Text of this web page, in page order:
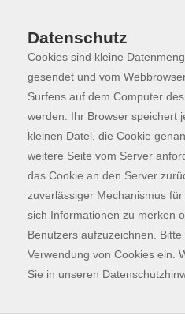
Skip to main content
Programm
Der Kurs konnte nicht
Datenschutz
Cookies sind kleine
gesendet und vom
Surfens auf dem Computer
werden. Ihr Browser speichert
kleinen Datei, die Cookie
weitere Seite vom Server
das Cookie an den Server
zuverlässiger Mechanismus
sich Informationen zu merken
Benutzers aufzuzeichnen.
Verwendung von Cookies ein.
Sie in unseren